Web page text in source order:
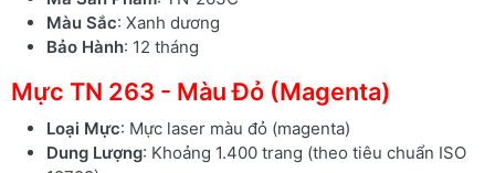
Màu Sắc: Xanh dương
Bảo Hành: 12 tháng
Mực TN 263 - Màu Đỏ (Magenta)
Loại Mực: Mực laser màu đỏ (magenta)
Dung Lượng: Khoảng 1.400 trang (theo tiêu chuẩn ISO